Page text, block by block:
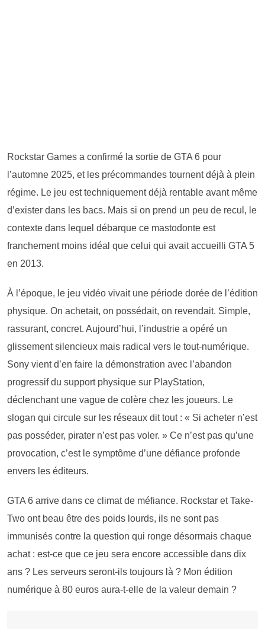
Rockstar Games a confirmé la sortie de GTA 6 pour
l’automne 2025, et les précommandes tournent déjà à plein
régime. Le jeu est techniquement déjà rentable avant même
d’exister dans les bacs. Mais si on prend un peu de recul, le
contexte dans lequel débarque ce mastodonte est
franchement moins idéal que celui qui avait accueilli GTA 5
en 2013.
À l’époque, le jeu vidéo vivait une période dorée de l’édition
physique. On achetait, on possédait, on revendait. Simple,
rassurant, concret. Aujourd’hui, l’industrie a opéré un
glissement silencieux mais radical vers le tout-numérique.
Sony vient d’en faire la démonstration avec l’abandon
progressif du support physique sur PlayStation,
déclenchant une vague de colère chez les joueurs. Le
slogan qui circule sur les réseaux dit tout : « Si acheter n’est
pas posséder, pirater n’est pas voler. » Ce n’est pas qu’une
provocation, c’est le symptôme d’une défiance profonde
envers les éditeurs.
GTA 6 arrive dans ce climat de méfiance. Rockstar et Take-
Two ont beau être des poids lourds, ils ne sont pas
immunisés contre la question qui ronge désormais chaque
achat : est-ce que ce jeu sera encore accessible dans dix
ans ? Les serveurs seront-ils toujours là ? Mon édition
numérique à 80 euros aura-t-elle de la valeur demain ?